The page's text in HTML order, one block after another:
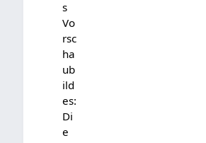
s
Vo
rsc
ha
ub
ild
es:
Di
e